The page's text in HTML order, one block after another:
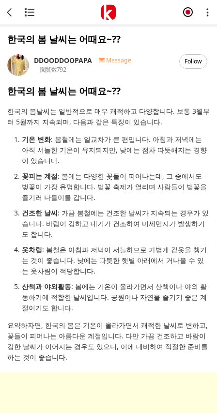
한국의 봄 날씨는 어때요~??
DDOODDOOPAPA
Message
閲覧数792
Follow
한국의 봄 날씨는 어때요~??
한국의 봄날씨는 일반적으로 매우 쾌적하고 다양합니다. 보통 3월부
터 5월까지 지속되며, 다음과 같은 특징이 있습니다.
기온 변화: 봄철에는 일교차가 큰 편입니다. 아침과 저녁에는
아직 서늘한 기온이 유지되지만, 낮에는 점차 따뜻해지는 경향
이 있습니다.
꽃피는 계절: 봄에는 다양한 꽃들이 피어나는데, 그 중에서도
벚꽃이 가장 유명합니다. 벚꽃 축제가 열리며 사람들이 벚꽃을
즐기러 나들이를 갑니다.
건조한 날씨: 가끔 봄철에는 건조한 날씨가 지속되는 경우가 있
습니다. 바람이 강하고 대기가 건조하여 미세먼지가 발생하기
도 합니다.
옷차림: 봄철은 아침과 저녁이 서늘하므로 가볍게 겉옷을 챙기
는 것이 좋습니다. 낮에는 따뜻한 햇볕 아래에서 거나을 수 있
는 옷차림이 적당합니다.
산책과 야외활동: 봄에는 기온이 올라가면서 산책이나 야외 활
동하기에 적합한 날씨입니다. 공원이나 자연을 즐기기 좋은 계
절이기도 합니다.
요약하자면, 한국의 봄은 기온이 올라가면서 쾌적한 날씨로 변하고,
꽃들이 피어나는 아름다운 계절입니다. 다만 가끔 건조하고 바람이
강한 날씨가 이어지는 경우도 있으니, 이에 대비하여 적절한 준비를
하는 것이 좋습니다.